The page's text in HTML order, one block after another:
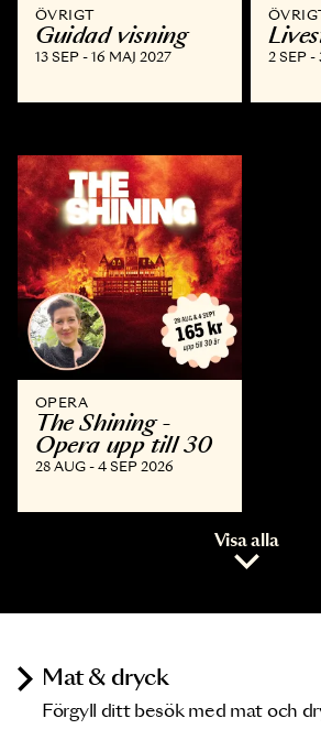
ÖVRIGT
Guidad visning
13 SEP - 16 MAJ 2027
ÖVRIGT
2 SEP -
OPERA
The Shining -
Opera upp till 30
28 AUG - 4 SEP 2026
Visa alla
Mat & dryck
Förgyll ditt besök med mat och